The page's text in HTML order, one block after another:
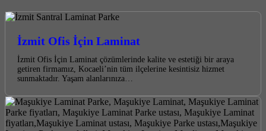
İzmit Ofis İçin Laminat
İzmit Ofis İçin Laminat çözümlerinde kalite ve estetiği bir araya
getiren firmamız, Kocaeli’nin tüm ilçelerine kesintisiz hizmet
sunmaktadır. Yaşam alanlarınıza…